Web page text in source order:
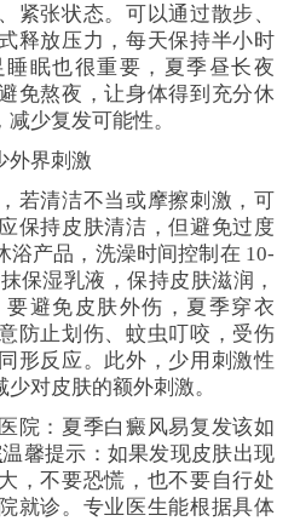
紧张状态。可以通过散步、
释放压力，每天保持半小时
眠也很重要，夏季昼长夜
免熬夜，让身体得到充分休
少复发可能性。
界刺激
清洁不当或摩擦刺激，可
保持皮肤清洁，但避免过度
浴产品，洗澡时间控制在 10-
保湿乳液，保持皮肤滋润，
避免皮肤外伤，夏季穿衣
防止划伤、蚊虫叮咬，受伤
形反应。此外，少用刺激性
对皮肤的额外刺激。
：夏季白癜风易复发该如
温馨提示：如果发现皮肤出现
，不要恐慌，也不要自行处
就诊。专业医生能根据具体